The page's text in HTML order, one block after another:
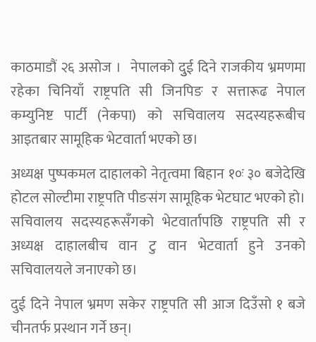
काठमाडौं २६ असोज । नेपालको दुुई दिने राजकीय भ्रमणमा
रहेका चिनियाँ राष्ट्रपति सी जिनपिङ र सत्तारूढ नेपाल
कम्युनिष्ट पार्टी (नेकपा) को सचिवालय सदस्यहरूबीच
आइतबार सामूहिक भेटवार्ता भएको छ।
अध्यक्ष पुष्पकमल दाहालको नेतृत्वमा बिहान १०ः ३० बजेदेखि
होटल सोल्टीमा राष्ट्रपति पीङसंग सामूहिक भेटघाट भएको हो।
सचिवालय सदस्यहरूसँगको भेटवार्तापछि राष्ट्रपति सी र
अध्यक्ष दाहालबीच वान टु वान भेटवार्ता हुने उनको
सचिवालयले जनाएको छ।
दुई दिने नेपाल भ्रमण सकेर राष्ट्रपति सी आज दिउँसो १ बजे
चीनतर्फ प्रस्थान गर्ने छन्।